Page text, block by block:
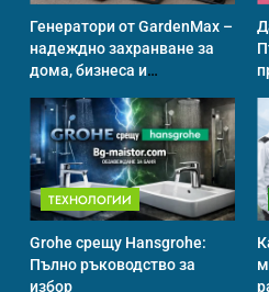
на баня
ИСТОРИЯ
Забаба
ИСТОРИЯ
Генератори от GardenMax –
надеждно захранване за
дома, бизнеса и
ТЕХНОЛОГИИ
Grohe срещу Hansgrohe:
Пълно ръководство за
избор